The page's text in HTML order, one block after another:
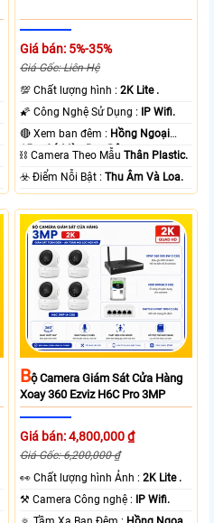
Giá bán: 5%-35%
Giá Gốc: Liên Hệ
💯 Chất lượng hình :2K Lite .
🌠 Công Nghệ Sử Dụng : IP Wifi.
🔴 Xem ban đêm : Hồng Ngoại
15m Có Màu Ban Ðêm.
⛓ Camera Theo MẫuThân Plastic.
️☣️ Điểm Nỗi Bật :Thu Âm Và Loa.
BỘ Camera Giám Sát Cửa Hàng
Xoay 360 Ezviz H6C Pro 3MP
Giá bán: 4,800,000 ₫
Giá Gốc: 6,200,000 ₫
️👀 Chất lượng hình Ảnh :2K Lite .
⚒ Camera Công nghệ : IP Wifi.